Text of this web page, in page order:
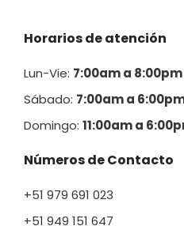
Horarios de atención
Lun-Vie: 7:00am a 8:00pm
Sábado: 7:00am a
Domingo:11:00am a 6:00p
Números de Contacto
+51 979 691 023
+51 949 151 647